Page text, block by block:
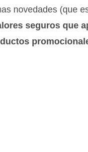
novedades (que
seguros que